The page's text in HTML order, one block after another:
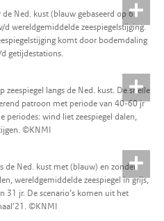
Ned. kust (blauw gebaseerd op 6
wereldgemiddelde zeespiegelstijging.
komt door bodemdaling
getijdestations.
zeespiegel langs de Ned. kust. De snelle
patroon met periode van 40-60 jr
periodes: wind liet zeespiegel dalen,
©KNMI
de Ned. kust met (blauw) en zonder
wereldgemiddelde zeespiegel in grijs,
31 jr. De scenario’s komen uit het
©KNMI